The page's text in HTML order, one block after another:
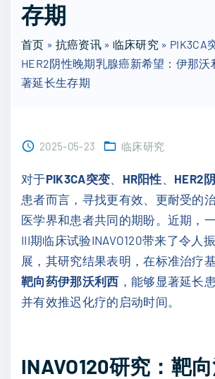
:
存期
首页 » 抗癌资讯» 临床研究 » PIK3CA
HER2阴性晚期乳腺癌新希望：伊那沃
著延长生存期
2025-05-23 临床研究
对于PIK3CA突变、 HR阳性、 HER2
患者而言，寻找更有效、更耐受的
医学界和患者共同的期盼。近期，
III期临床试验INAVO120带来了令人
展，其研究结果表明，在标准治疗
靶向药伊那沃利西 ，能够显著延长
并有效推迟化疗的启动时间。
INAVO120研究：靶